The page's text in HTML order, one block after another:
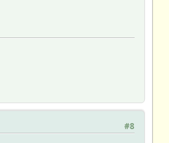
#8